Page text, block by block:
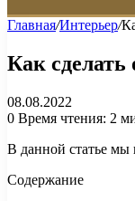
Главная/Интерьер/
Как сделать
08.08.2022
0 Время чтения: 2
В данной статье мы
Содержание